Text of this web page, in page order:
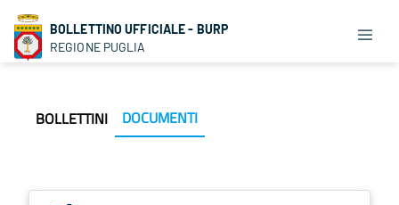
BOLLETTINO UFFICIALE - BURP
REGIONE PUGLIA
BOLLETTINI DOCUMENTI